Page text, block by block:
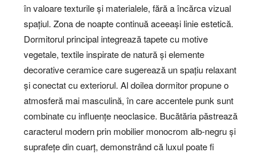
în valoare texturile și materialele, fără a încărca vizual
spațiul. Zona de noapte continuă aceeași linie estetică.
Dormitorul principal integrează tapete cu motive
vegetale, textile inspirate de natură și elemente
decorative ceramice care sugerează un spațiu relaxant
și conectat cu exteriorul. Al doilea dormitor propune o
atmosferă mai masculină, în care accentele punk sunt
combinate cu influențe neoclasice. Bucătăria păstrează
caracterul modern prin mobilier monocrom alb-negru și
suprafețe din cuarț, demonstrând că luxul poate fi